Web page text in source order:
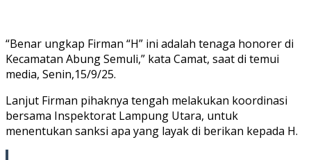
“Benar ungkap Firman “H” ini adalah tenaga honorer di
Kecamatan Abung Semuli,” kata Camat, saat di temui
media, Senin,15/9/25.
Lanjut Firman pihaknya tengah melakukan koordinasi
bersama Inspektorat Lampung Utara, untuk
menentukan sanksi apa yang layak di berikan kepada H.